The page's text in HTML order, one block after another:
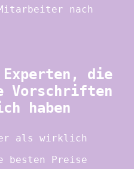
nach
die
Vorschriften
haben
als wirklich
besten Preise